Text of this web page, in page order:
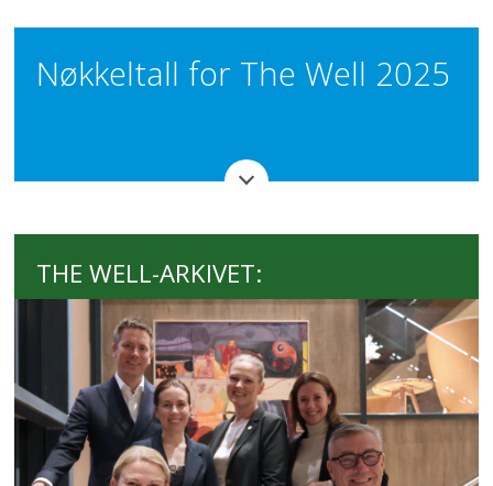
Nøkkeltall for The Well 2025
Driftsinntekter: 260,2 mill. kr (2024:
Driftsresultat (EBIT): 7,38 mill. kr
(2024: -11,77 mill. kr).
Årsresultat: 7,93 mill. kr (2024: -11,68
mill. kr).
Segmentutvikling (inntekter, 2025 vs.
THE WELL-ARKIVET: